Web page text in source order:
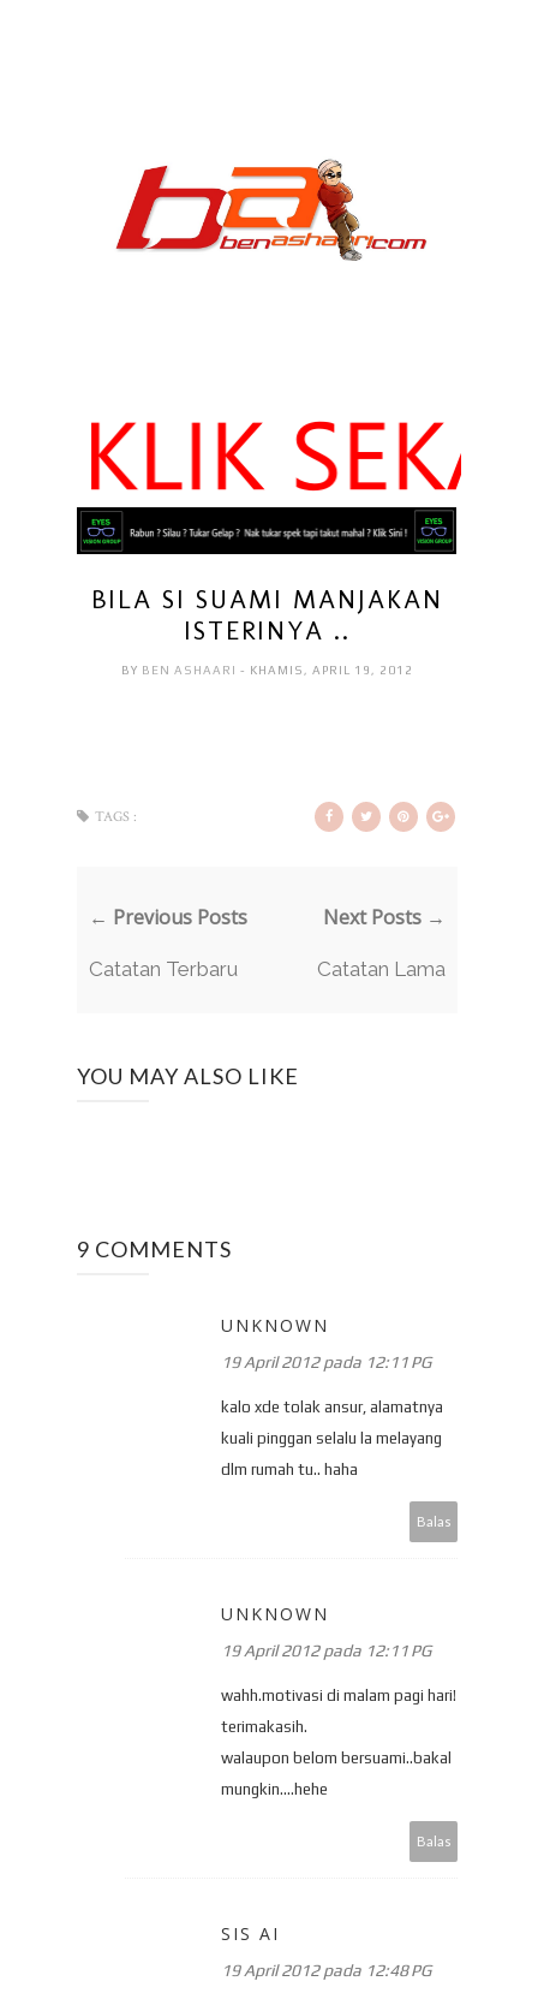
BILA SI SUAMI MANJAKAN
ISTERINYA ..
BY BEN ASHAARI - KHAMIS, APRIL 19, 2012
TAGS :
← Previous Posts
Catatan Terbaru
Next Posts →
Catatan Lama
YOU MAY ALSO LIKE
9 COMMENTS
UNKNOWN
19 April 2012 pada 12:11 PG
kalo xde tolak ansur, alamatnya
kuali pinggan selalu la melayang
dlm rumah tu.. haha
Balas
UNKNOWN
19 April 2012 pada 12:11 PG
wahh.motivasi di malam pagi hari!
terimakasih.
walaupon belom bersuami..bakal
mungkin....hehe
Balas
SIS AI
19 April 2012 pada 12:48 PG